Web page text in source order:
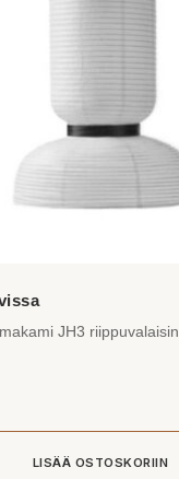
JH3 riippuvalaisin
LISÄÄ OSTOSKORIIN